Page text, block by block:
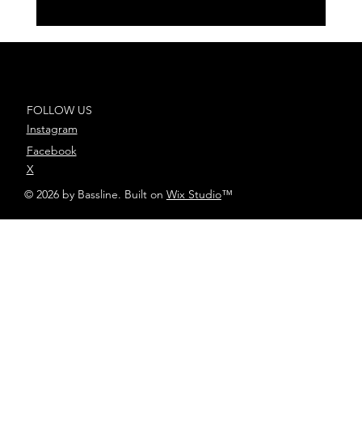
FOLLOW US
Instagram
Facebook
X
© 2026 by Bassline. Built on Wix Studio™